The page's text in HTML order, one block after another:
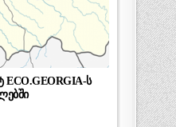
ECO.GEORGIA-ს